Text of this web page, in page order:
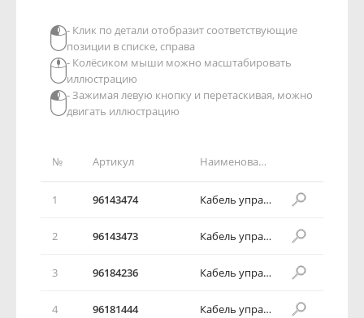
№ Артикул Наименование детали
1 96143474 Кабель управления акселератора
2 96143473 Кабель управления акселератора
3 96184236 Кабель управления акселератора
4 96181444 Кабель управления акселератора
- Клик по детали отобразит соответствующие
позиции в списке, справа
- Колёсиком мыши можно масштабировать
иллюстрацию
- Зажимая левую кнопку и перетаскивая, можно
двигать иллюстрацию